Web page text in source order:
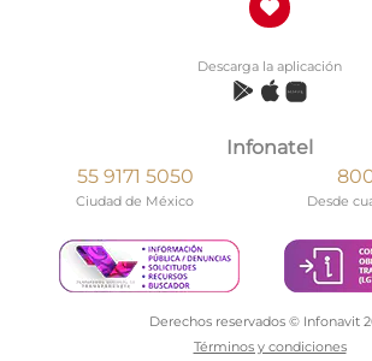
Descarga la aplicación
Infonatel
55 9171 5050
Ciudad de México Desde
Derechos reservados © Infonavit
Términos y condiciones